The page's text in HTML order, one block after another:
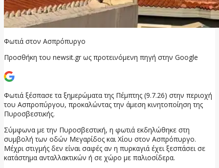
Φωτιά στον Ασπρόπυργο
Προσθήκη του newsit.gr ως προτεινόμενη πηγή στην Google
Φωτιά ξέσπασε τα ξημερώματα της Πέμπτης (9.7.26) στην περιοχή
του Ασπροπύργου, προκαλώντας την άμεση κινητοποίηση της
Πυροσβεστικής.
Σύμφωνα με την Πυροσβεστική, η φωτιά εκδηλώθηκε στη
συμβολή των οδών Μεγαρίδος και Χίου στον Ασπρόπυργο.
Μέχρι στιγμής δεν είναι σαφές αν η πυρκαγιά έχει ξεσπάσει σε
κατάστημα ανταλλακτικών ή σε χώρο με παλιοσίδερα.